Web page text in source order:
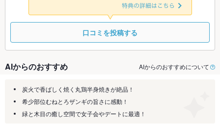
口コミを投稿する
AIからのおすすめ AIからのおすすめについて
炭火で香ばしく焼く丸鶏半身焼きが絶品！
希少部位むねとろザンギの旨さに感動！
緑と木目の癒し空間で女子会やデートに最適！